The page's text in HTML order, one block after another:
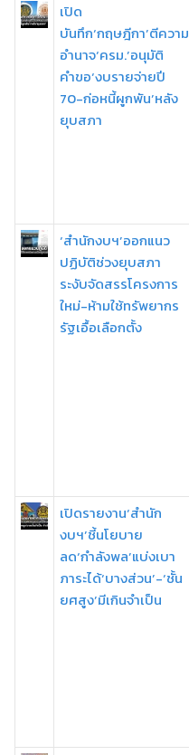
เปิด
บันทึก‘กฤษฎีกา’ตีความ
อำนาจ‘ครม.’อนุมัติ
คำขอ‘งบรายจ่ายปี
70-ก่อหนี้ผูกพัน’หลัง
ยุบสภา
‘สำนักงบฯ’ออกแนว
ปฏิบัติช่วงยุบสภา
ระงับจัดสรรโครงการ
ใหม่-ห้ามใช้ทรัพยากร
รัฐเอื้อเลือกตั้ง
เปิดรายงาน‘สำนัก
งบฯ’ชี้นโยบาย
ลด‘กำลังพล’แบ่งเบา
ภาระได้‘บางส่วน’-‘ชั้น
ยศสูง’มีเกินจำเป็น